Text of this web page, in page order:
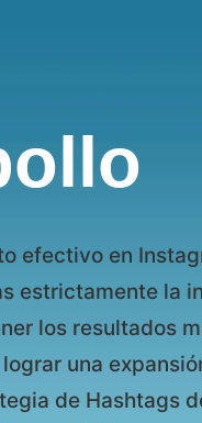
efectivo en
estrictamente la
los resultados
una
de Hashtags